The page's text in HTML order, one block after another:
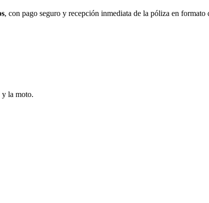
, con pago seguro y recepción inmediata de la póliza en formato
y la moto.